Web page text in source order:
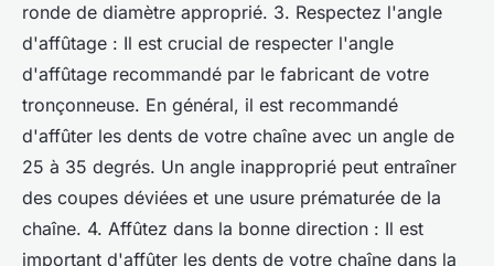
ronde de diamètre approprié. 3. Respectez l'angle
d'affûtage : Il est crucial de respecter l'angle
d'affûtage recommandé par le fabricant de votre
tronçonneuse. En général, il est recommandé
d'affûter les dents de votre chaîne avec un angle de
25 à 35 degrés. Un angle inapproprié peut entraîner
des coupes déviées et une usure prématurée de la
chaîne. 4. Affûtez dans la bonne direction : Il est
important d'affûter les dents de votre chaîne dans la